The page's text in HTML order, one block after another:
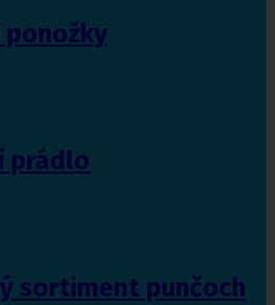
prádlo
sortiment punčoch